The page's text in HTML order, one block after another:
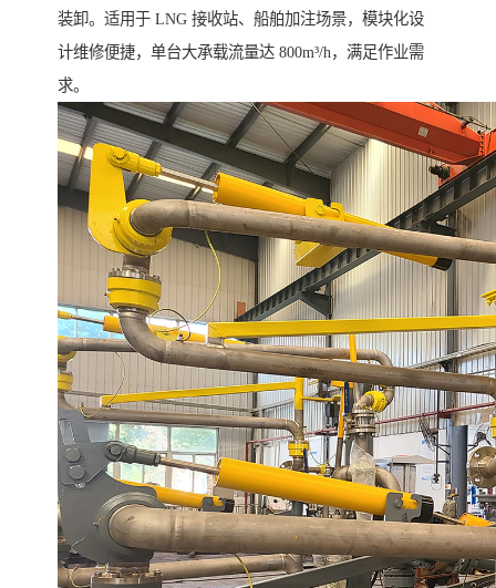
装卸。适用于 LNG 接收站、船舶加注场景，模块化设
计维修便捷，单台大承载流量达 800m³/h，满足作业需
求。